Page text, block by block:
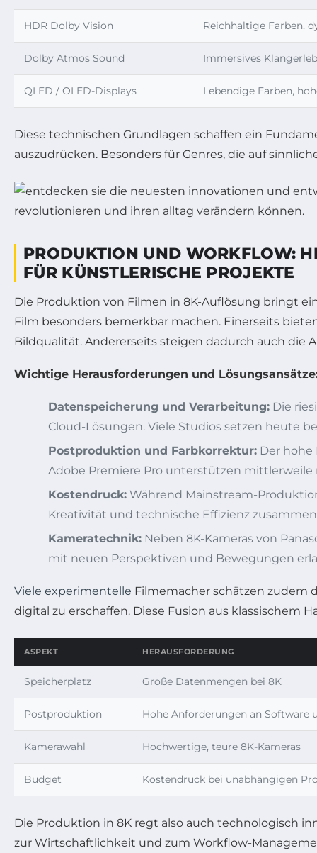
HDR Dolby Vision Reichhaltige Farben,
Dolby Atmos Sound Immersives
QLED / OLED-Displays Lebendige Farben,
Diese technischen Grundlagen schaffen ein
auszudrücken. Besonders für Genres, die auf
PRODUKTION UND WORKFLOW:
FÜR KÜNSTLERISCHE PROJEKTE
Die Produktion von Filmen in 8K-Auflösung bringt
Film besonders bemerkbar machen. Einerseits
Bildqualität. Andererseits steigen dadurch auch
Wichtige Herausforderungen und
Datenspeicherung und Verarbeitung: Die
Cloud-Lösungen. Viele Studios setzen heute
Postproduktion und Farbkorrektur: Der hohe
Adobe Premiere Pro unterstützen mittlerweile
Kostendruck: Während Mainstream-
Kreativität und technische Effizienz
Kameratechnik: Neben 8K-Kameras von
mit neuen Perspektiven und Bewegungen
Viele experimentelle Filmemacher schätzen zudem
digital zu erschaffen. Diese Fusion aus klassischem
ASPEKT HERAUSFORDERUNG
Speicherplatz Große Datenmengen bei 8K
Postproduktion Hohe Anforderungen an Software
Kamerawahl Hochwertige, teure 8K-Kameras
Budget Kostendruck bei unabhängigen
Die Produktion in 8K regt also auch technologisch
zur Wirtschaftlichkeit und zum Workflow-